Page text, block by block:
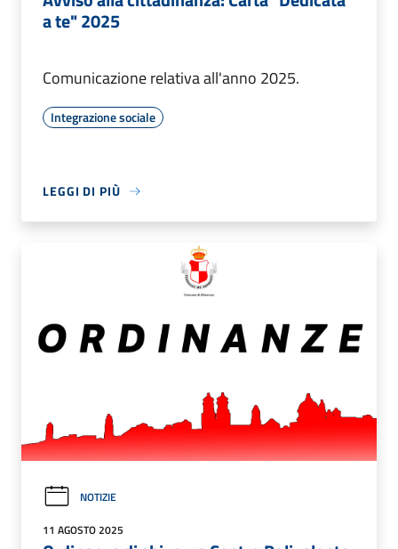
a te" 2025
Comunicazione relativa all'anno 2025.
Integrazione sociale
LEGGI DI PIÙ
NOTIZIE
11 AGOSTO 2025